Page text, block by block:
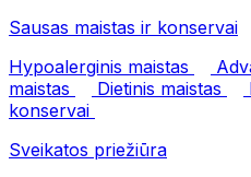
Sausas maistas ir konservai
Hypoalerginis maistas
maistas
Dietinis maistas
konservai
Sveikatos priežiūra